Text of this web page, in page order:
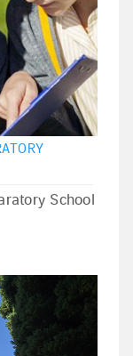
School